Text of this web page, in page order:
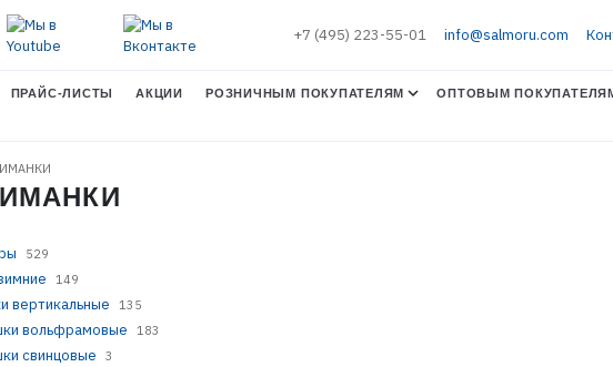
+7 (495) 223-55-01 info@salmoru.com
ПРАЙС-ЛИСТЫ АКЦИИ РОЗНИЧНЫМ ПОКУПАТЕЛЯМ ОПТОВЫМ
529
149
вертикальные 135
вольфрамовые 183
свинцовые 3